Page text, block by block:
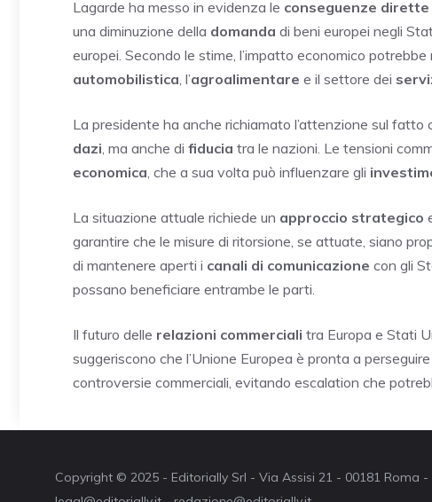
Lagarde ha messo in evidenza le conseguenze dirette
una diminuzione della domanda di beni europei negli
europei. Secondo le stime, l’impatto economico
automobilistica , l’agroalimentare e il settore dei
La presidente ha anche richiamato l’attenzione sul fatto
dazi , ma anche di fiducia tra le nazioni. Le tensioni
economica , che a sua volta può influenzare gli
La situazione attuale richiede un approccio strategico
garantire che le misure di ritorsione, se attuate, siano
di mantenere aperti i canali di comunicazione con gli
possano beneficiare entrambe le parti.
Il futuro delle relazioni commerciali tra Europa e Stati
suggeriscono che l’Unione Europea è pronta a perseguire
controversie commerciali, evitando escalation che
Copyright © 2025 - Editorially Srl - Via Assisi 21 - 00181 Roma -